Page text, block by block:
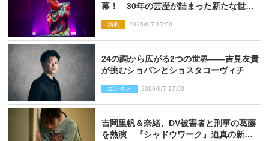
幕！ 30年の芸歴が詰まった新たな世界
演劇 2026/8/7 17:00
24の調から広がる2つの世界――吉見友貴
が挑むショパンとショスタコーヴィチ
エンタメ 2026/8/7 17:00
吉岡里帆＆奈緒、DV被害者と刑事の葛藤
を熱演 『シャドウワーク』迫真の新場